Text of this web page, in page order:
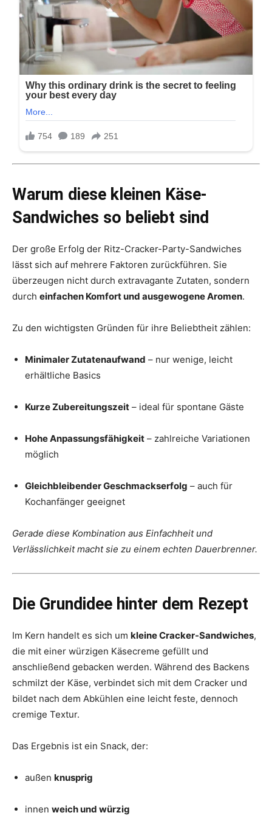
Warum diese kleinen Käse-
Sandwiches so beliebt sind
Der große Erfolg der Ritz-Cracker-Party-Sandwiches
lässt sich auf mehrere Faktoren zurückführen. Sie
überzeugen nicht durch extravagante Zutaten, sondern
durch einfachen Komfort und ausgewogene Aromen.
Zu den wichtigsten Gründen für ihre Beliebtheit zählen:
Minimaler Zutatenaufwand – nur wenige, leicht
erhältliche Basics
Kurze Zubereitungszeit – ideal für spontane Gäste
Hohe Anpassungsfähigkeit – zahlreiche Variationen
möglich
Gleichbleibender Geschmackserfolg – auch für
Kochanfänger geeignet
Gerade diese Kombination aus Einfachheit und
Verlässlichkeit macht sie zu einem echten Dauerbrenner.
Die Grundidee hinter dem Rezept
Im Kern handelt es sich um kleine Cracker-Sandwiches,
die mit einer würzigen Käsecreme gefüllt und
anschließend gebacken werden. Während des Backens
schmilzt der Käse, verbindet sich mit dem Cracker und
bildet nach dem Abkühlen eine leicht feste, dennoch
cremige Textur.
Das Ergebnis ist ein Snack, der:
außen knusprig
innen weich und würzig